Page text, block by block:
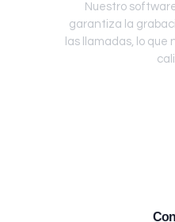
Nuestro
garantiza la
las llamadas, lo